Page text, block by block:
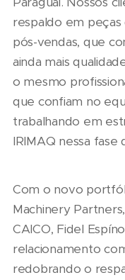
respaldo em
pós-vendas, que
ainda mais
o mesmo
que confiam no
trabalhando em
IRIMAQ nessa
Com o novo
Machinery
CAICO, Fidel
relacionamento
redobrando o